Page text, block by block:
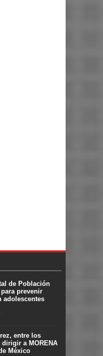
de Población
prevenir
adolescentes
entre los
a MORENA
México